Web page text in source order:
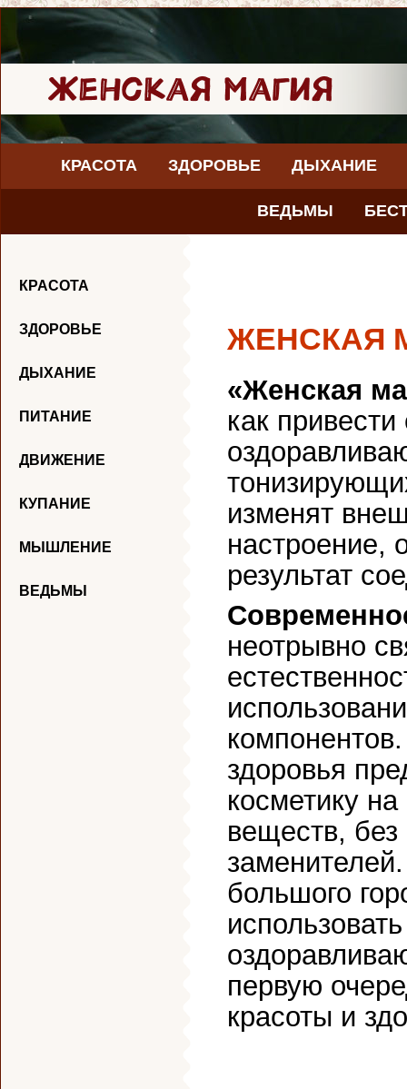
КРАСОТА ЗДОРОВЬЕ ДЫХАНИЕ
ВЕДЬМЫ
КРАСОТА
ЗДОРОВЬЕ
ДЫХАНИЕ
ПИТАНИЕ
ДВИЖЕНИЕ
КУПАНИЕ
МЫШЛЕНИЕ
ВЕДЬМЫ
ЖЕНСКАЯ
«Женская
как
изменят
настроение,
результат
неотрывно
здоровья
косметику
веществ, без
большого
первую
красоты и